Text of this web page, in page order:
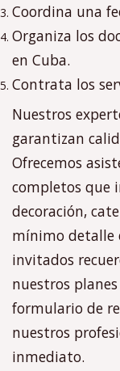
Coordina una
Organiza los
en Cuba.
Contrata los
Nuestros
garantizan
Ofrecemos
completos que
decoración,
mínimo detalle
invitados
nuestros
formulario de
nuestros
inmediato.